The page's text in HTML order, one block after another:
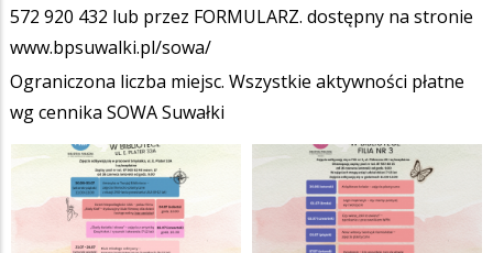
572 920 432 lub przez FORMULARZ. dostępny na stronie
www.bpsuwalki.pl/sowa/
Ograniczona liczba miejsc. Wszystkie aktywności płatne
wg cennika SOWA Suwałki